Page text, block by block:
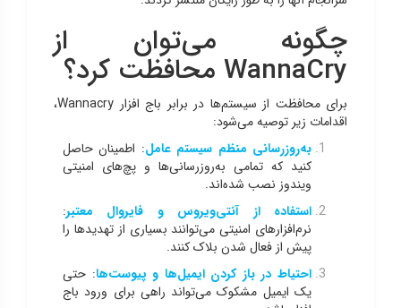
چگونه می‌توان از
WannaCry محافظت کرد؟
برای محافظت از سیستم‌ها در برابر باج افزار Wannacry،
اقدامات زیر توصیه می‌شود:
به‌روزرسانی منظم سیستم عامل: اطمینان حاصل
کنید که تمامی به‌روزرسانی‌ها و پچ‌های امنیتی
ویندوز نصب شده‌اند.
استفاده از آنتی‌ویروس و فایروال معتبر:
نرم‌افزارهای امنیتی می‌توانند بسیاری از تهدیدها را
پیش از فعال شدن بلاک کنند.
احتیاط در باز کردن ایمیل‌ها و پیوست‌ها: حتی
یک ایمیل مشکوک می‌تواند راهی برای ورود باج